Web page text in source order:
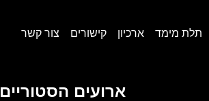
תלת מימד ארכיון קישורים צור קשר
ארועים הסטוריים